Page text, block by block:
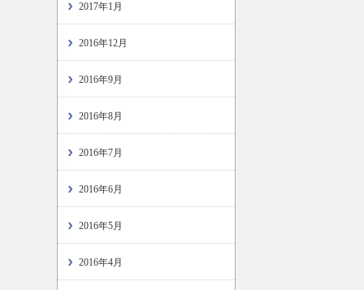
2017年1月
2016年12月
2016年9月
2016年8月
2016年7月
2016年6月
2016年5月
2016年4月